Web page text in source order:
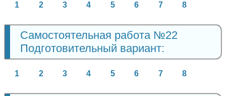
1 2 3 4 5 6 7 8
Самостоятельная работа №22
Подготовительный вариант:
1 2 3 4 5 6 7 8